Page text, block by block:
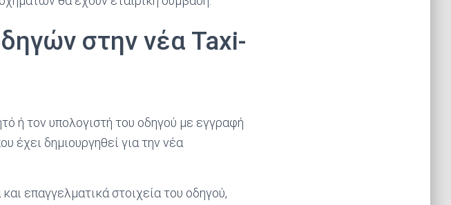
στην νέα Taxi-
ή τον υπολογιστή του οδηγού με εγγραφή
έχει δημιουργηθεί για την νέα
επαγγελματικά στοιχεία του οδηγού,